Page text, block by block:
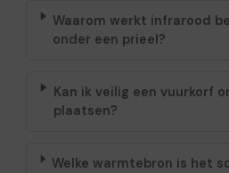
Waarom werkt infrarood
onder een prieel?
Kan ik veilig een vuurkorf
plaatsen?
Welke warmtebron is het